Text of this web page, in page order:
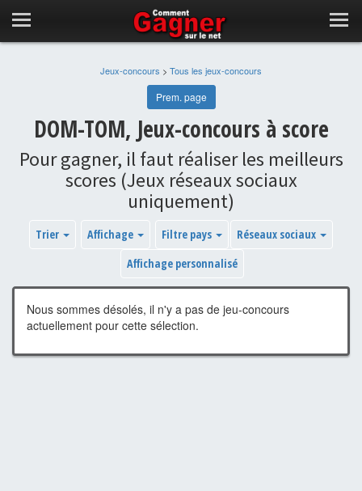
Jeux-concours > Tous les jeux-concours
Prem. page
DOM-TOM, Jeux-concours à score
Pour gagner, il faut réaliser les meilleurs
scores (Jeux réseaux sociaux
uniquement)
Trier Affichage Filtre pays
Réseaux sociaux
Affichage personnalisé
Nous sommes désolés, il n'y a pas de jeu-concours
actuellement pour cette sélection.